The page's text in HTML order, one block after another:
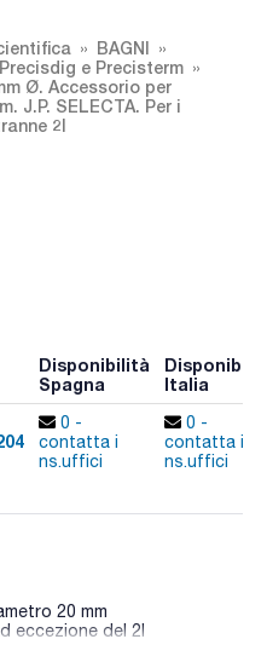
BAGNI
e Precisterm
Ø. Accessorio per
J.P. SELECTA. Per i
2l
Disponibilità
Spagna
Italia
0 -
contatta i
ns.uffici
0 -
contatta i
ns.uffici
20 mm
eccezione del 2l